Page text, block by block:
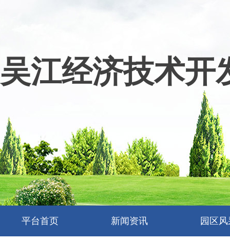
吴江经济技术开
平台首页 新闻资讯 园区